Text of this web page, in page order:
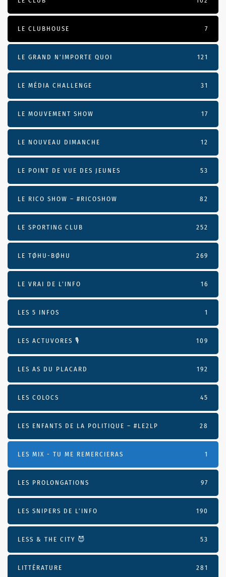
LE CLUBHOUSE 7
LE GRAND N’IMPORTE QUOI 121
LE MÉDIA CHALLENGE 31
LE MOUVEMENT SHOW 17
LE NOUVEAU DIMANCHE 12
LE POINT DE VUE DES JEUNES 53
LE RICO SHOW – #RICOSHOW 82
LE SPORTING CLUB 252
LE TØHU-BØHU 269
LE VRAI DE L’INFO 16
LES 5 INFOS 1
LES ACTUVORES 🎙 109
LES AS DU PLACARD 192
LES COLOCS 45
LES ENFANTS DE LA POLITIQUE – #LE2LP 28
LES MIX - TU ME REMERCIERAS 1
LES PROLONGATIONS 97
LES SNIPERS DE L’INFO 190
LESS & THE CITY 😈 53
LITTÉRATURE 281